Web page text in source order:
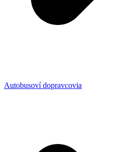
Autobusoví dopravcovia